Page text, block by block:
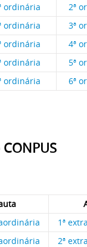
ordinária
2ª
ordinária
3ª
ordinária
4ª
ordinária
5ª
ordinária 6ª
1ª
2ª